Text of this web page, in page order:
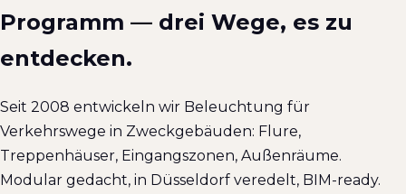
Programm — drei Wege, es zu
entdecken.
Seit 2008 entwickeln wir Beleuchtung für
Verkehrswege in Zweckgebäuden: Flure,
Treppenhäuser, Eingangszonen, Außenräume.
Modular gedacht, in Düsseldorf veredelt, BIM-ready.